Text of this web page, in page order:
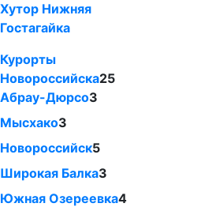
Хутор Нижняя
Гостагайка
Курорты
Новороссийска25
Абрау-Дюрсо3
Мысхако3
Новороссийск5
Широкая Балка3
Южная Озереевка4